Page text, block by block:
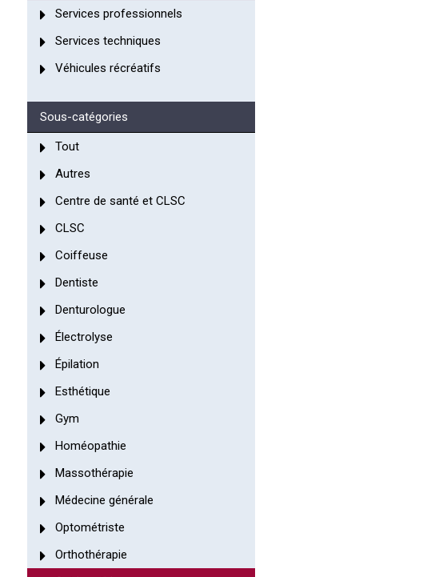
Services professionnels
Services techniques
Véhicules récréatifs
Sous-catégories
Tout
Autres
Centre de santé et CLSC
CLSC
Coiffeuse
Dentiste
Denturologue
Électrolyse
Épilation
Esthétique
Gym
Homéopathie
Massothérapie
Médecine générale
Optométriste
Orthothérapie